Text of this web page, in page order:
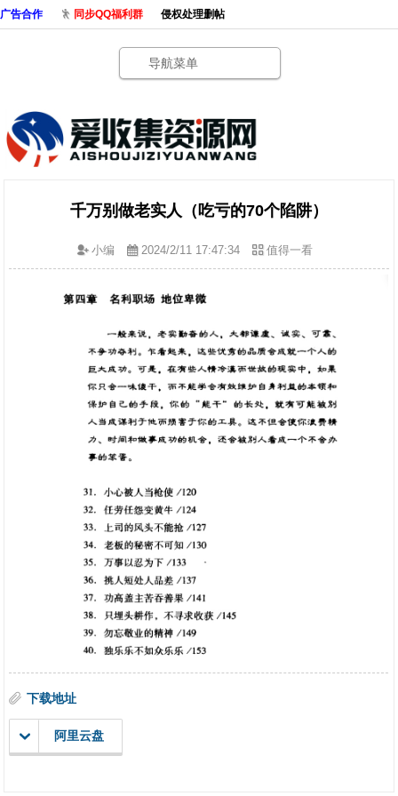
广告合作 同步QQ福利群 侵权处理删帖
导航菜单
千万别做老实人（吃亏的70个陷阱）
小编 2024/2/11 17:47:34 值得一看
下载地址
阿里云盘